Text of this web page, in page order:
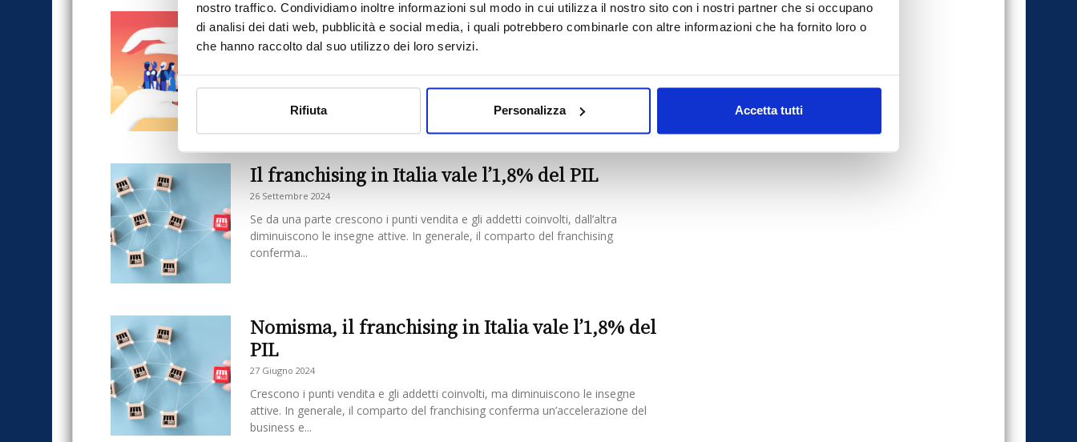
nostro traffico. Condividiamo inoltre informazioni sul modo in cui utilizza il nostro sito con i nostri partner che si occupano
di analisi dei dati web, pubblicità e social media, i quali potrebbero combinarle con altre informazioni che ha fornito loro o
che hanno raccolto dal suo utilizzo dei loro servizi.
Rifiuta Personalizza Accetta tutti
Nomisma: il welfare in Italia è ‘fai da te’
18 Dicembre 2024
alle necessità primarie. Il welfare in Italia è ‘fai da te’: il...
Il franchising in Italia vale l’1,8% del PIL
26 Settembre 2024
Se da una parte crescono i punti vendita e gli addetti coinvolti, dall’altra
diminuiscono le insegne attive. In generale, il comparto del franchising
conferma...
Nomisma, il franchising in Italia vale l’1,8% del
PIL
27 Giugno 2024
Crescono i punti vendita e gli addetti coinvolti, ma diminuiscono le insegne
attive. In generale, il comparto del franchising conferma un’accelerazione del
business e...